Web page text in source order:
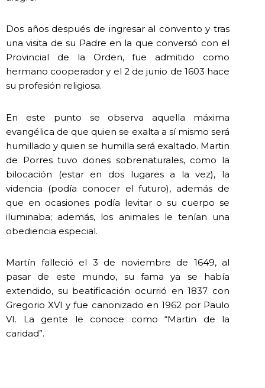
Dos años después de ingresar al convento y tras
una visita de su Padre en la que conversó con el
Provincial de la Orden, fue admitido como
hermano cooperador y el 2 de junio de 1603 hace
su profesión religiosa.
En este punto se observa aquella máxima
evangélica de que quien se exalta a sí mismo será
humillado y quien se humilla será exaltado. Martin
de Porres tuvo dones sobrenaturales, como la
bilocación (estar en dos lugares a la vez), la
videncia (podía conocer el futuro), además de
que en ocasiones podía levitar o su cuerpo se
iluminaba; además, los animales le tenían una
obediencia especial.
Martín falleció el 3 de noviembre de 1649, al
pasar de este mundo, su fama ya se había
extendido, su beatificación ocurrió en 1837 con
Gregorio XVI y fue canonizado en 1962 por Paulo
VI. La gente le conoce como “Martin de la
caridad”.